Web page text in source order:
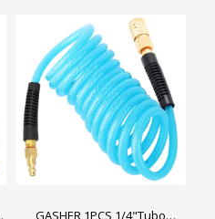
GASHER 1PCS 1/4"Tubo